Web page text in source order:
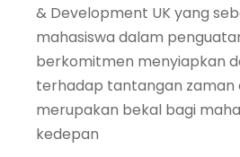
& Development UK yang
mahasiswa dalam
berkomitmen menyiapkan
terhadap tantangan zaman
merupakan bekal bagi
kedepan